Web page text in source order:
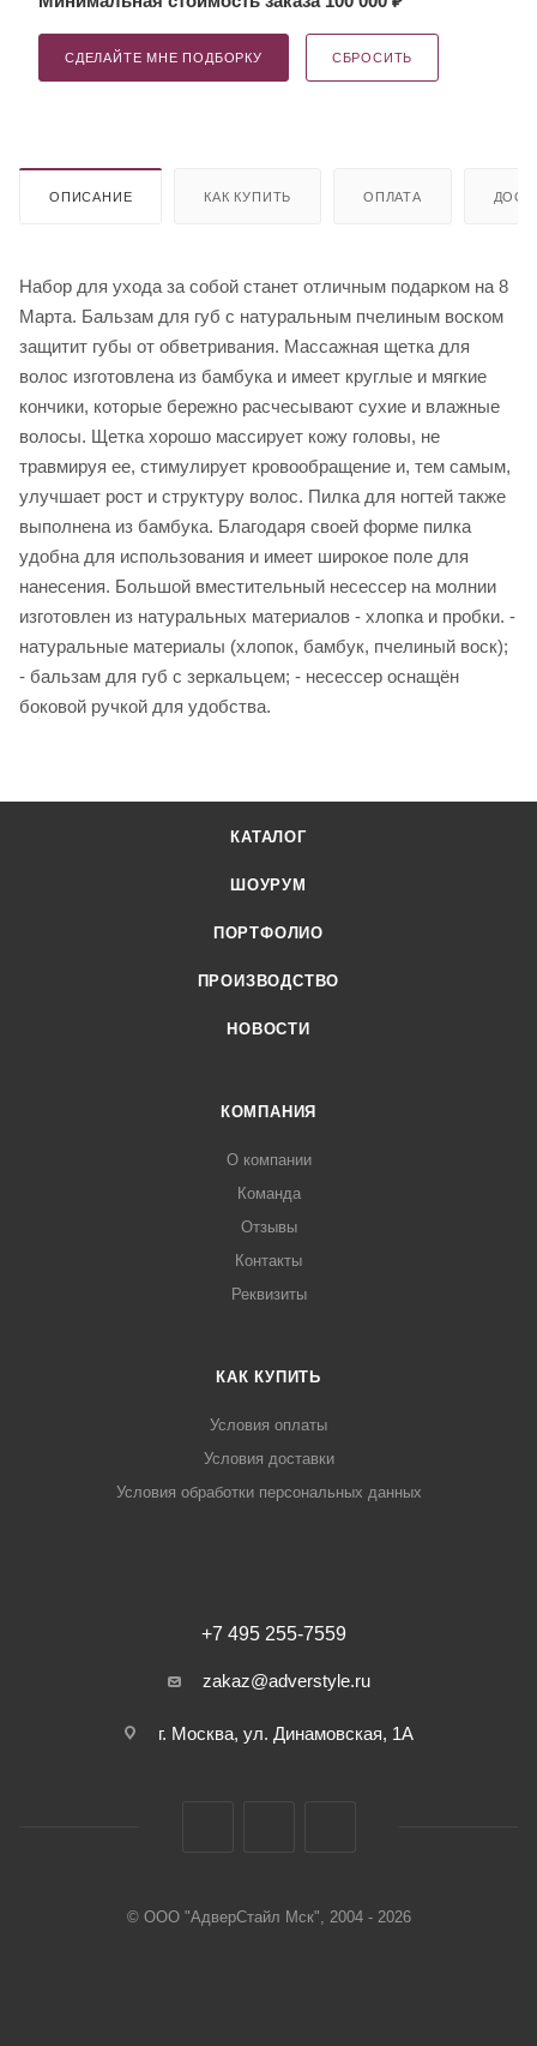
СДЕЛАЙТЕ МНЕ ПОДБОРКУ СБРОСИТЬ
ОПИСАНИЕ КАК КУПИТЬ ОПЛАТА
Набор для ухода за собой станет отличным подарком на 8
Марта. Бальзам для губ с натуральным пчелиным воском
защитит губы от обветривания. Массажная щетка для
волос изготовлена из бамбука и имеет круглые и мягкие
кончики, которые бережно расчесывают сухие и влажные
волосы. Щетка хорошо массирует кожу головы, не
травмируя ее, стимулирует кровообращение и, тем самым,
улучшает рост и структуру волос. Пилка для ногтей также
выполнена из бамбука. Благодаря своей форме пилка
удобна для использования и имеет широкое поле для
нанесения. Большой вместительный несессер на молнии
изготовлен из натуральных материалов - хлопка и пробки. -
натуральные материалы (хлопок, бамбук, пчелиный воск);
- бальзам для губ с зеркальцем; - несессер оснащён
боковой ручкой для удобства.
КАТАЛОГ
ШОУРУМ
ПОРТФОЛИО
ПРОИЗВОДСТВО
НОВОСТИ
КОМПАНИЯ
О компании
Команда
Отзывы
Контакты
Реквизиты
КАК КУПИТЬ
Условия оплаты
Условия доставки
Условия обработки персональных данных
+7 495 255-7559
zakaz@adverstyle.ru
г. Москва, ул. Динамовская, 1А
© ООО "АдверСтайл Мск", 2004 - 2026